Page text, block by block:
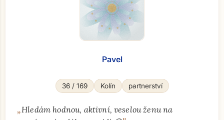
Pavel
36 / 169 Kolín partnerství
„Hledám hodnou, aktivní, veselou ženu na